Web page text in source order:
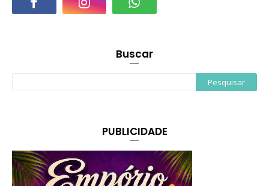
Buscar
PUBLICIDADE